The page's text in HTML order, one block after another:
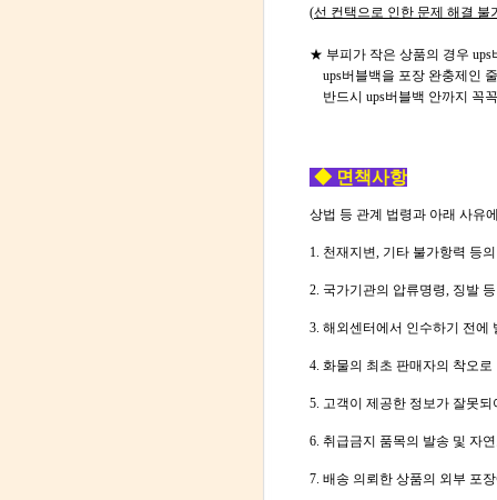
(선 컨택으로 인한 문제 해결 불
★ 부피가 작은 상품의 경우 ups
ups버블백을 포장 완충제인
반드시 ups버블백 안까지 꼭
◆ 면책사항
상법 등 관계 법령과 아래 사유
1. 천재지변, 기타 불가항력 등
2. 국가기관의 압류명령, 징발
3. 해외센터에서 인수하기 전에
4. 화물의 최초 판매자의 착오로
5. 고객이 제공한 정보가 잘못
6. 취급금지 품목의 발송 및 자
7. 배송 의뢰한 상품의 외부 포